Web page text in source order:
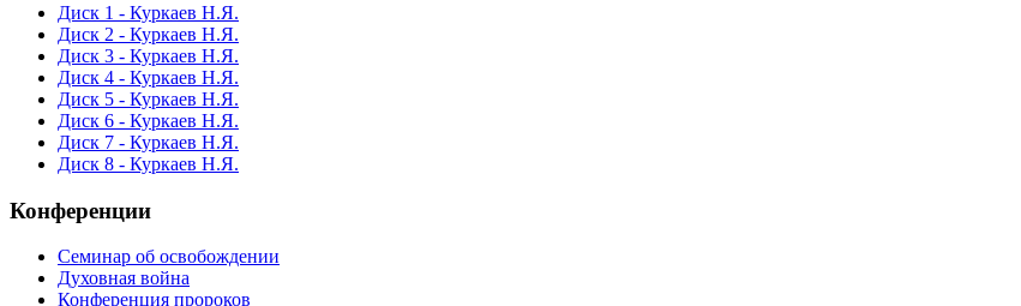
Диск 1 - Куркаев Н.Я.
Диск 2 - Куркаев Н.Я.
Диск 3 - Куркаев Н.Я.
Диск 4 - Куркаев Н.Я.
Диск 5 - Куркаев Н.Я.
Диск 6 - Куркаев Н.Я.
Диск 7 - Куркаев Н.Я.
Диск 8 - Куркаев Н.Я.
Конференции
Семинар об освобождении
Духовная война
Конференция пророков